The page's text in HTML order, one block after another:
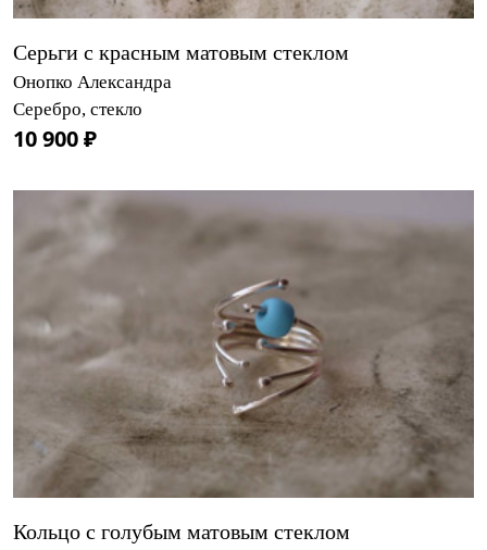
Серьги с красным матовым стеклом
Онопко Александра
Серебро, стекло
10 900 ₽
Кольцо с голубым матовым стеклом